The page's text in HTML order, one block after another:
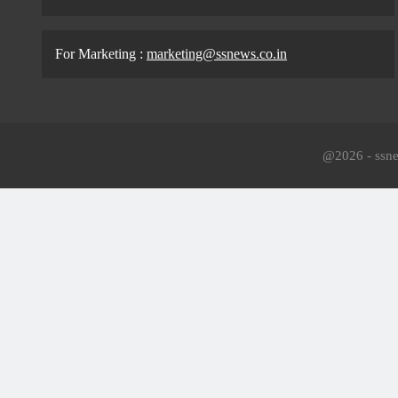
For Marketing : marketing@ssnews.co.in
@2026 -